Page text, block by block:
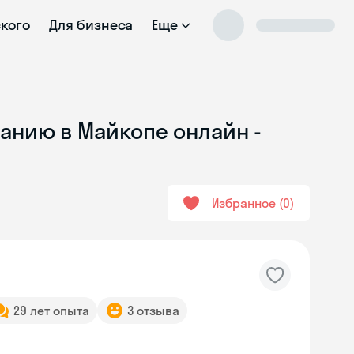
Для бизнеса Еще
в Майкопе онлайн -
Избранное 0
29 лет опыта 3 отзыва